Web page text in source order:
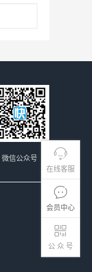
在线客服
会员中心
公 众 号
微信公众号